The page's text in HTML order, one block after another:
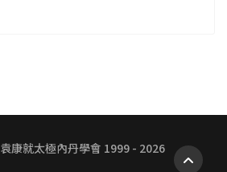
袁康就太極內丹學會 1999 - 2026